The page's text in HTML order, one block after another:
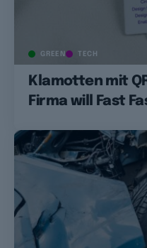
GREEN TECH
Klamotten mit
Firma will Fast